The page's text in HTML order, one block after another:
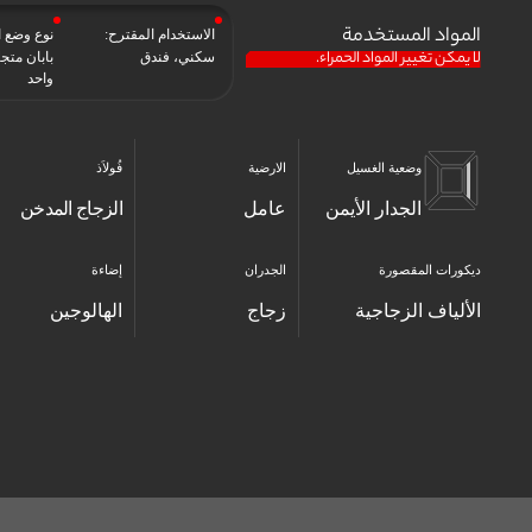
المواد المستخدمة
لا يمكن تغيير المواد الحمراء.
الاستخدام المقترح:
سكني، فندق
نوع وضع
بابان
واحد
وضعية الغسيل
الجدار الأيمن
ديكورات المقصورة
الألياف الزجاجية
الارضية
عامل
الجدران
زجاج
فُولاَذ
الزجاج المدخن
إضاءة
الهالوجين